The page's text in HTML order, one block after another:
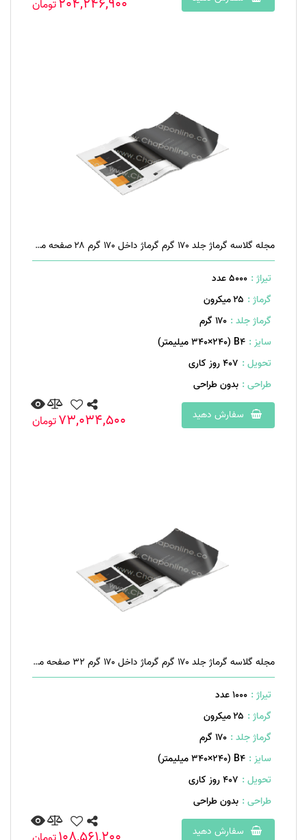
تومان
مجله گلاسه گرماژ جلد ۱۷۰ گرم گرماژ داخل ۱۷۰ گرم ۲۸ صفحه منگنه تخت
تیراژ : 5000 عدد
گرماژ : ۲۵ میکرون
گرماژ جلد : ۱۷۰ گرم
سایز : B۴ (۳۴۰×۲۴۰ میلیمتر)
تحویل : 407 روز کاری
طراحی : بدون طراحی
سفارش دهید
73,034,500تومان
مجله گلاسه گرماژ جلد ۱۷۰ گرم گرماژ داخل ۱۷۰ گرم ۳۲ صفحه منگنه تخت
تیراژ : 1000 عدد
گرماژ : ۲۵ میکرون
گرماژ جلد : ۱۷۰ گرم
سایز : B۴ (۳۴۰×۲۴۰ میلیمتر)
تحویل : 407 روز کاری
طراحی : بدون طراحی
سفارش دهید